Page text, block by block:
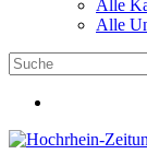
Alle
Alle